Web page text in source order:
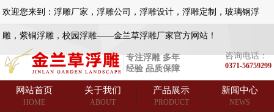
欢迎您来到：浮雕厂家，浮雕公司，浮雕设计，浮雕定制，玻璃钢浮
雕，紫铜浮雕，校园浮雕——金兰草浮雕厂家官方网站！
专注浮雕 多年
经验 品质保障
咨询电话：
0371-56759299
网站首页
HOME
关于我们
ABOUT
产品展示
PRODUCT
新闻中心
NEWS